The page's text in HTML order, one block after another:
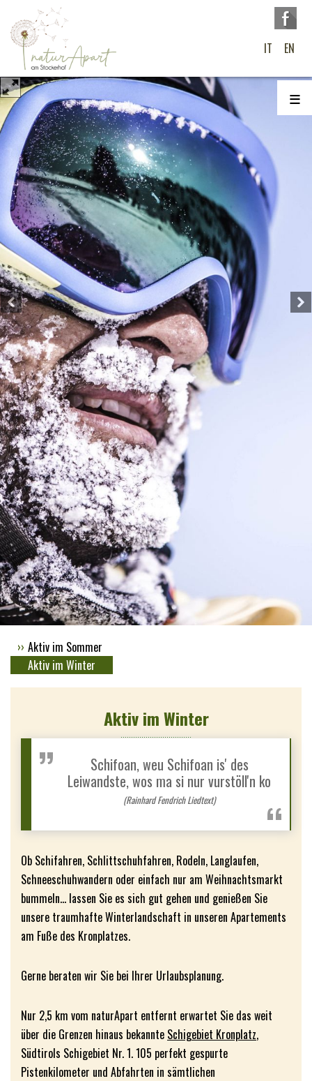
IT EN
Aktiv im Sommer
Aktiv im Winter
Aktiv im Winter
Schifoan, weu Schifoan is' des
Leiwandste, wos ma si nur vurstöll'n ko
(Rainhard Fendrich Liedtext)
Ob Schifahren, Schlittschuhfahren, Rodeln, Langlaufen,
Schneeschuhwandern oder einfach nur am Weihnachtsmarkt
bummeln... lassen Sie es sich gut gehen und genießen Sie
unsere traumhafte Winterlandschaft in unseren Apartements
am Fuße des Kronplatzes.
Gerne beraten wir Sie bei Ihrer Urlaubsplanung.
Nur 2,5 km vom naturApart entfernt erwartet Sie das weit
über die Grenzen hinaus bekannte Schigebiet Kronplatz,
Südtirols Schigebiet Nr. 1. 105 perfekt gespurte
Pistenkilometer und Abfahrten in sämtlichen